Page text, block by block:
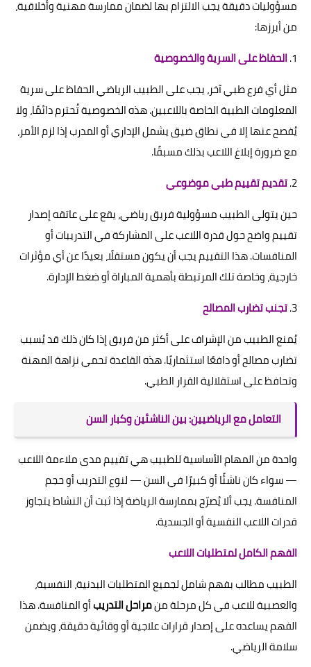
مسؤوليات دقيقة يجب الالتزام بها لضمان ممارسة مهنية وأخلاقية،
من أبرزها:
1. الحفاظ على السرية والخصوصية
مثل أي فرع طبي آخر، يجب على الطبيب الرياضي الحفاظ على سرية
المعلومات الطبية الخاصة باللاعبين. هذه الخصوصية تُحترم دائمًا، ولا
يُفصح عنها إلا في نطاق ضيق يشمل الإداري أو المدرب إذا لزم الأمر،
مع ضرورة إبلاغ اللاعب بذلك مسبقًا.
2. تقديم تقييم طبي موضوعي
حين يتولى الطبيب مسؤولية فريق رياضي، يقع على عاتقه إصدار
تقييم واضح حول قدرة اللاعب على المشاركة في التدريبات أو
المنافسات. هذا التقييم يجب أن يكون مستقلًا، بعيدًا عن أي مؤثرات
خارجية، وخاصة تلك المرتبطة بأهمية المباراة أو ضغط الإدارة.
3. تجنب تضارب المصالح
يُمنع الطبيب من الإشراف على أكثر من فريق إذا كان ذلك قد يُسبب
تضارب مصالح أو دافعًا استثماريًا. هذه القاعدة تحمي نزاهة المهنة
وتحافظ على استقلالية القرار الطبي.
التعامل مع الرياضيين: بين الناشئين وكبار السن
واحدة من المهام الأساسية للطبيب هي تقييم مدى ملاءمة اللاعب
— سواء كان ناشئًا أو كبيرًا في السن — لنوع التدريب أو حجم
المنافسة. يجب ألا يُصرّح بممارسة الرياضة إذا ثبت أن النشاط يتجاوز
قدرات اللاعب النفسية أو الجسدية.
الفهم الكامل لمتطلبات اللاعب
الطبيب مطالب بفهم شامل لجميع المتطلبات البدنية، النفسية،
والعصبية للاعب في كل مرحلة منمراحل التدريبأو المنافسة. هذا
الفهم يساعده على إصدار قرارات علاجية أو وقائية دقيقة، ويضمن
سلامة الرياضي.